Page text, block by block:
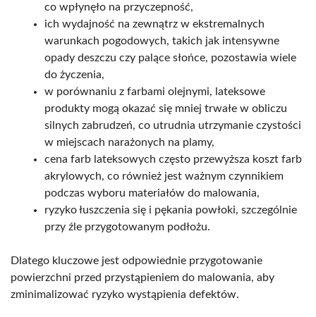
co wpłynęło na przyczepność,
ich wydajność na zewnątrz w ekstremalnych
warunkach pogodowych, takich jak intensywne
opady deszczu czy palące słońce, pozostawia wiele
do życzenia,
w porównaniu z farbami olejnymi, lateksowe
produkty mogą okazać się mniej trwałe w obliczu
silnych zabrudzeń, co utrudnia utrzymanie czystości
w miejscach narażonych na plamy,
cena farb lateksowych często przewyższa koszt farb
akrylowych, co również jest ważnym czynnikiem
podczas wyboru materiałów do malowania,
ryzyko łuszczenia się i pękania powłoki, szczególnie
przy źle przygotowanym podłożu.
Dlatego kluczowe jest odpowiednie przygotowanie
powierzchni przed przystąpieniem do malowania, aby
zminimalizować ryzyko wystąpienia defektów.